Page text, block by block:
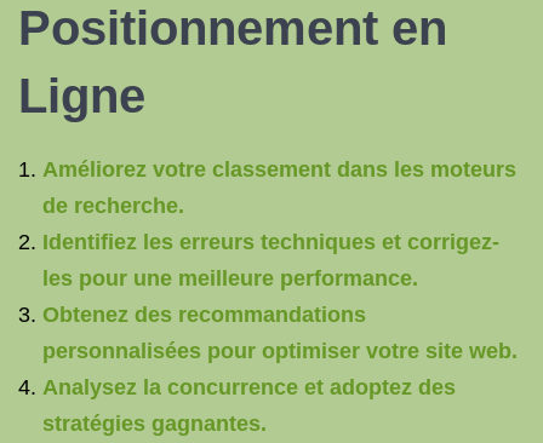
Positionnement en
Ligne
Améliorez votre classement dans les moteurs
de recherche.
Identifiez les erreurs techniques et corrigez-
les pour une meilleure performance.
Obtenez des recommandations
personnalisées pour optimiser votre site web.
Analysez la concurrence et adoptez des
stratégies gagnantes.